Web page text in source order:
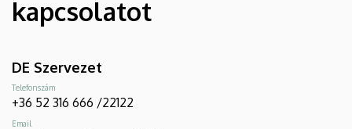
kapcsolatot
DE Szervezet
Telefonszám
+36 52 316 666 /22122
Email